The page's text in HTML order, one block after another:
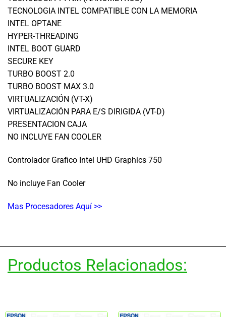
TECNOLOGIA INTEL COMPATIBLE CON LA MEMORIA
INTEL OPTANE
HYPER-THREADING
INTEL BOOT GUARD
SECURE KEY
TURBO BOOST 2.0
TURBO BOOST MAX 3.0
VIRTUALIZACIÓN (VT-X)
VIRTUALIZACIÓN PARA E/S DIRIGIDA (VT-D)
PRESENTACION CAJA
NO INCLUYE FAN COOLER
Controlador Grafico Intel UHD Graphics 750
No incluye Fan Cooler
Mas Procesadores Aquí >>
Productos Relacionados: